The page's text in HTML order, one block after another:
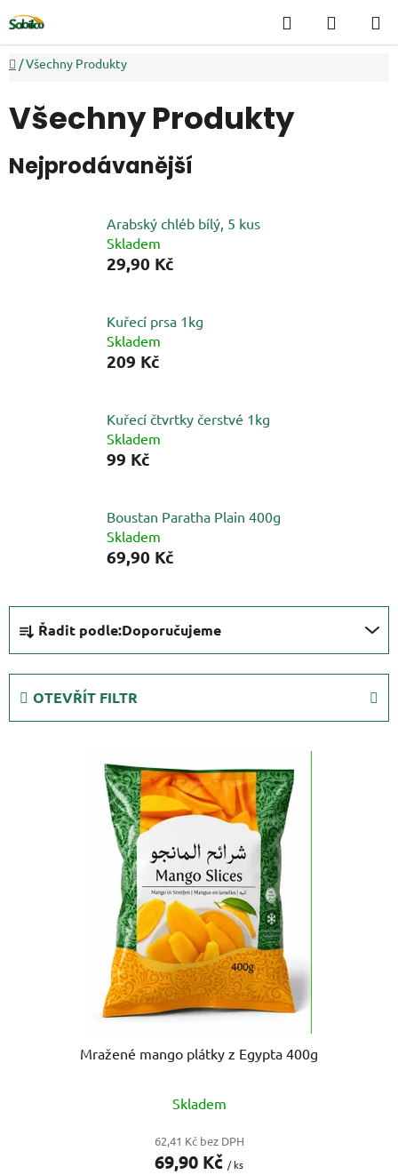
na
obsah
Hledat
KOŠÍK
Domů
/Všechny Produkty
Všechny Produkty
Nejprodávanější
Arabský chléb bílý, 5 kus
Skladem
29,90 Kč
Kuřecí prsa 1kg
Skladem
209 Kč
Kuřecí čtvrtky čerstvé 1kg
Skladem
99 Kč
Boustan Paratha Plain 400g
Skladem
69,90 Kč
Ř
a
z
e
n
Řadit podle:Doporučujeme
OTEVŘÍT FILTR
Mražené mango plátky z Egypta 400g
Skladem
62,41 Kč bez DPH
69,90 Kč / ks